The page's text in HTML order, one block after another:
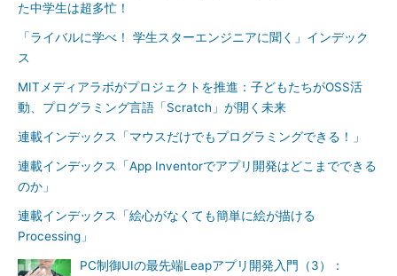
た中学生は超多忙！
「ライバルに学べ！ 学生スターエンジニアに聞く」インデック
ス
MITメディアラボがプロジェクトを推進：子どもたちがOSS活
動、プログラミング言語「Scratch」が開く未来
連載インデックス「マウスだけでもプログラミングできる！」
連載インデックス「App Inventorでアプリ開発はどこまでできる
のか」
連載インデックス「絵心がなくても簡単に絵が描ける
Processing」
PC制御UIの最先端Leapアプリ開発入門（3）：